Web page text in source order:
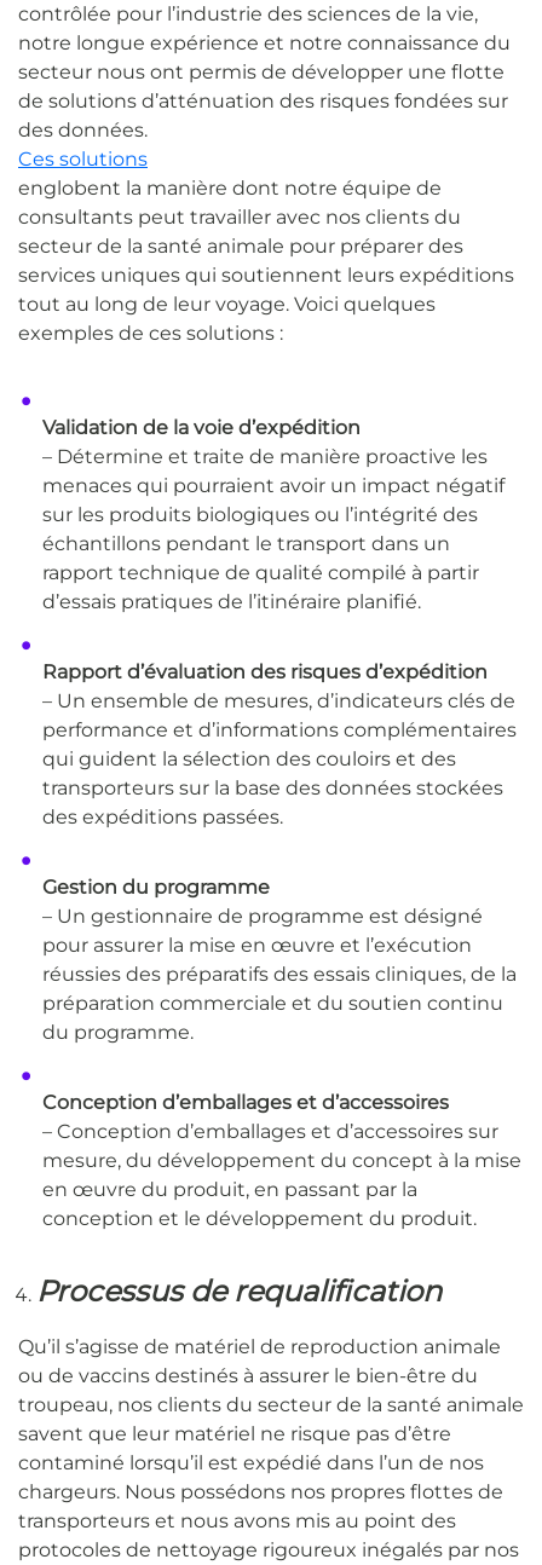
contrôlée pour l’industrie des sciences de la vie,
notre longue expérience et notre connaissance du
secteur nous ont permis de développer une flotte
de solutions d’atténuation des risques fondées sur
des données.
Ces solutions
englobent la manière dont notre équipe de
consultants peut travailler avec nos clients du
secteur de la santé animale pour préparer des
services uniques qui soutiennent leurs expéditions
tout au long de leur voyage. Voici quelques
exemples de ces solutions :
Validation de la voie d’expédition
– Détermine et traite de manière proactive les
menaces qui pourraient avoir un impact négatif
sur les produits biologiques ou l’intégrité des
échantillons pendant le transport dans un
rapport technique de qualité compilé à partir
d’essais pratiques de l’itinéraire planifié.
Rapport d’évaluation des risques d’expédition
– Un ensemble de mesures, d’indicateurs clés de
performance et d’informations complémentaires
qui guident la sélection des couloirs et des
transporteurs sur la base des données stockées
des expéditions passées.
Gestion du programme
– Un gestionnaire de programme est désigné
pour assurer la mise en œuvre et l’exécution
réussies des préparatifs des essais cliniques, de la
préparation commerciale et du soutien continu
du programme.
Conception d’emballages et d’accessoires
– Conception d’emballages et d’accessoires sur
mesure, du développement du concept à la mise
en œuvre du produit, en passant par la
conception et le développement du produit.
Processus de requalification
Qu’il s’agisse de matériel de reproduction animale
ou de vaccins destinés à assurer le bien-être du
troupeau, nos clients du secteur de la santé animale
savent que leur matériel ne risque pas d’être
contaminé lorsqu’il est expédié dans l’un de nos
chargeurs. Nous possédons nos propres flottes de
transporteurs et nous avons mis au point des
protocoles de nettoyage rigoureux inégalés par nos